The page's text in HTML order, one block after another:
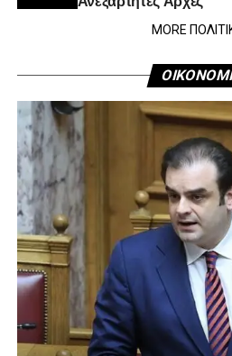
MORE